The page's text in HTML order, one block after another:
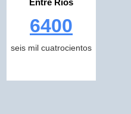
Entre Rios
6400
seis mil cuatrocientos